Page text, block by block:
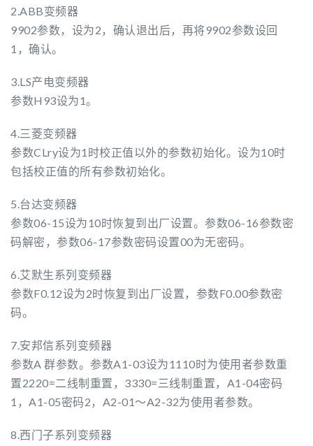
2.ABB变频器
9902参数，设为2，确认退出后，再将9902参数设回
1，确认。
3.LS产电变频器
参数H93设为1。
4.三菱变频器
参数CLry设为1时校正值以外的参数初始化。设为10时
包括校正值的所有参数初始化。
5.台达变频器
参数06-15设为10时恢复到出厂设置。参数06-16参数密
码解密，参数06-17参数密码设置00为无密码。
6.艾默生系列变频器
参数F0.12设为2时恢复到出厂设置，参数F0.00参数密
码。
7.安邦信系列变频器
参数A 群参数。参数A1-03设为1110时为使用者参数重
置2220=二线制重置，3330=三线制重置，A1-04密码
1，A1-05密码2，A2-01～A2-32为使用者参数。
8.西门子系列变频器